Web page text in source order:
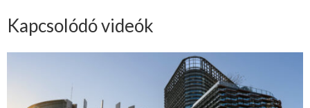
Kapcsolódó videók